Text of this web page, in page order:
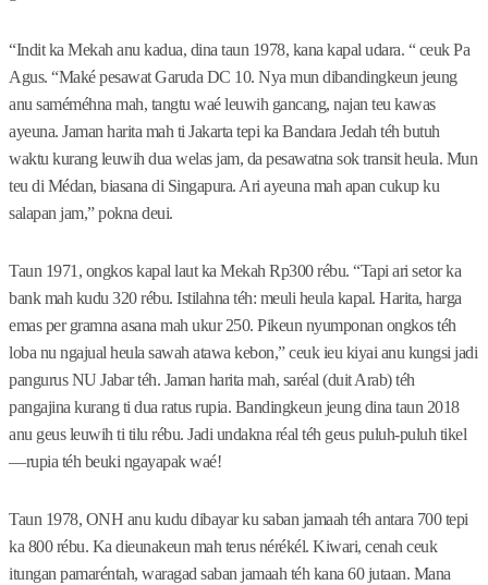
“Indit ka Mekah anu kadua, dina taun 1978, kana kapal udara. “ ceuk Pa
Agus. “Maké pesawat Garuda DC 10. Nya mun dibandingkeun jeung
anu saméméhna mah, tangtu waé leuwih gancang, najan teu kawas
ayeuna. Jaman harita mah ti Jakarta tepi ka Bandara Jedah téh butuh
waktu kurang leuwih dua welas jam, da pesawatna sok transit heula. Mun
teu di Médan, biasana di Singapura. Ari ayeuna mah apan cukup ku
salapan jam,” pokna deui.
Taun 1971, ongkos kapal laut ka Mekah Rp300 rébu. “Tapi ari setor ka
bank mah kudu 320 rébu. Istilahna téh: meuli heula kapal. Harita, harga
emas per gramna asana mah ukur 250. Pikeun nyumponan ongkos téh
loba nu ngajual heula sawah atawa kebon,” ceuk ieu kiyai anu kungsi jadi
pangurus NU Jabar téh. Jaman harita mah, saréal (duit Arab) téh
pangajina kurang ti dua ratus rupia. Bandingkeun jeung dina taun 2018
anu geus leuwih ti tilu rébu. Jadi undakna réal téh geus puluh-puluh tikel
—rupia téh beuki ngayapak waé!
Taun 1978, ONH anu kudu dibayar ku saban jamaah téh antara 700 tepi
ka 800 rébu. Ka dieunakeun mah terus nérékél. Kiwari, cenah ceuk
itungan pamaréntah, waragad saban jamaah téh kana 60 jutaan. Mana